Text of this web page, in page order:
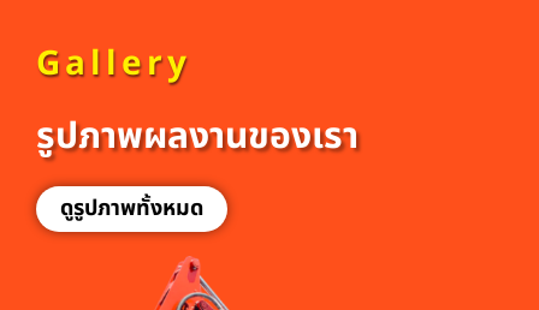
Gallery
รูปภาพผลงานของเรา
ดูรูปภาพทั้งหมด